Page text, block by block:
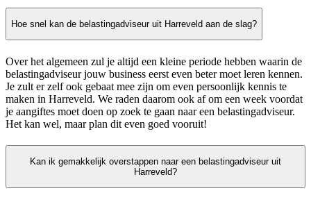
Hoe snel kan de belastingadviseur uit Harreveld aan de slag?
Over het algemeen zul je altijd een kleine periode hebben waarin de
belastingadviseur jouw business eerst even beter moet leren kennen.
Je zult er zelf ook gebaat mee zijn om even persoonlijk kennis te
maken in Harreveld. We raden daarom ook af om een week voordat
je aangiftes moet doen op zoek te gaan naar een belastingadviseur.
Het kan wel, maar plan dit even goed vooruit!
Kan ik gemakkelijk overstappen naar een belastingadviseur uit
Harreveld?